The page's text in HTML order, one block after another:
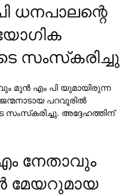
ധനപാലന്റെ
സംസ്‌കരിച്ചു
മുന്‍ എം പി യുമായിരുന്ന
പറവൂരില്‍
അദ്ദേഹത്തിന്
നേതാവും
മേയറുമായ